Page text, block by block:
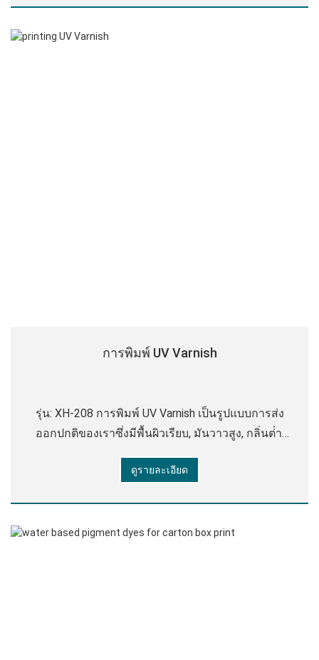
การพิมพ์ UV Varnish
รุ่น: XH-208 การพิมพ์ UV Varnish เป็นรูปแบบการส่ง
ออกปกติของเราซึ่งมีพื้นผิวเรียบ, มันวาวสูง, กลิ่นต่ํา,
ประสิทธิภาพการปรับระดับที่ดี, ทนต่อการสึกหรอได้ดี
ดูรายละเอียด